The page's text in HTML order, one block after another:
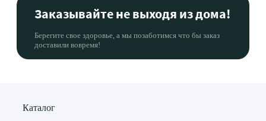
Заказывайте не выходя из дома!
Берегите свое здоровье, а мы позаботимся что бы заказ
доставили вовремя!
Каталог